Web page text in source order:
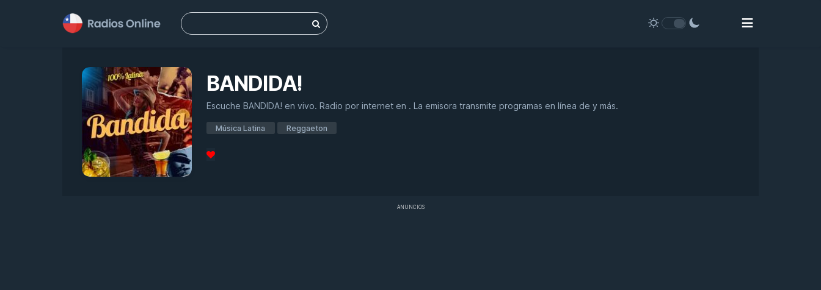
Buscar:
BANDIDA!
Escuche BANDIDA! en vivo. Radio por internet en . La emisora transmite programas en línea de y más.
Música Latina Reggaeton
ANUNCIOS